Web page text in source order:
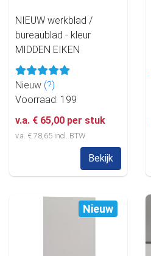
NIEUW werkblad /
bureaublad - kleur
MIDDEN EIKEN
Nieuw (?)
Voorraad: 199
v.a. € 65,00 per stuk
v.a. € 78,65 incl. BTW
Bekijk
Nieuw